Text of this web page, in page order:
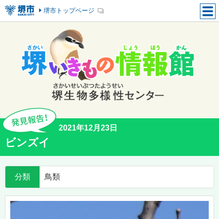
堺市トップページ
2021年12月23日
ビンズイ
分類 鳥類